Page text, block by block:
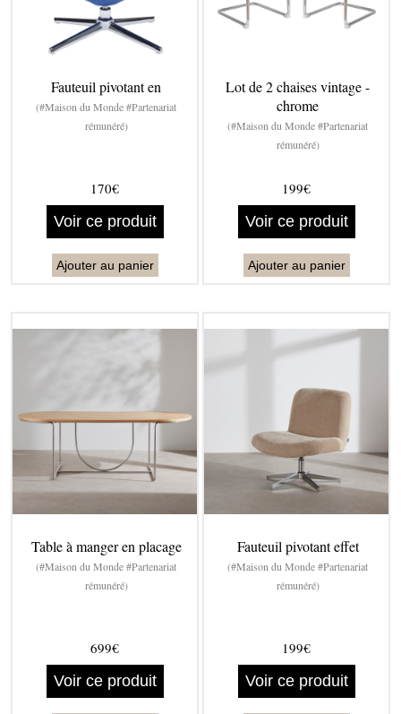
Fauteuil pivotant en
(#Maison du Monde #Partenariat
rémunéré)
170€
Voir ce produit
Ajouter au panier
Lot de 2 chaises vintage -
chrome
(#Maison du Monde #Partenariat
rémunéré)
199€
Voir ce produit
Ajouter au panier
Table à manger en placage
(#Maison du Monde #Partenariat
rémunéré)
699€
Voir ce produit
Fauteuil pivotant effet
(#Maison du Monde #Partenariat
rémunéré)
199€
Voir ce produit